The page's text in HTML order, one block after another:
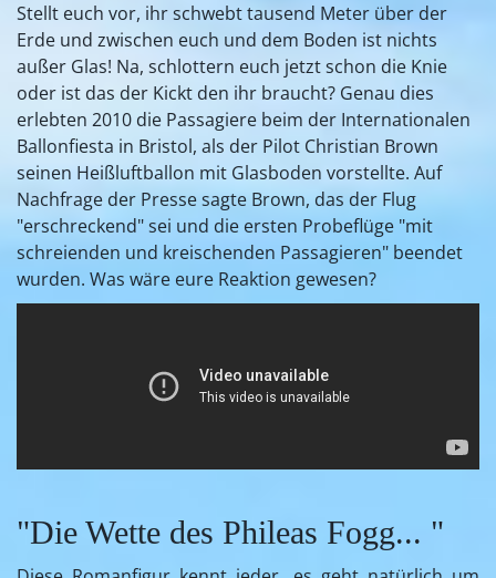
Stellt euch vor, ihr schwebt tausend Meter über der
Erde und zwischen euch und dem Boden ist nichts
außer Glas! Na, schlottern euch jetzt schon die Knie
oder ist das der Kickt den ihr braucht? Genau dies
erlebten 2010 die Passagiere beim der Internationalen
Ballonfiesta in Bristol, als der Pilot Christian Brown
seinen Heißluftballon mit Glasboden vorstellte. Auf
Nachfrage der Presse sagte Brown, das der Flug
"erschreckend" sei und die ersten Probeflüge "mit
schreienden und kreischenden Passagieren" beendet
wurden. Was wäre eure Reaktion gewesen?
"Die Wette des Phileas Fogg... "